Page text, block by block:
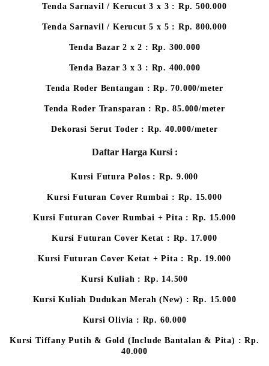
Tenda Sarnavil / Kerucut 3 x 3 : Rp. 500.000
Tenda Sarnavil / Kerucut 5 x 5 : Rp. 800.000
Tenda Bazar 2 x 2 : Rp. 300.000
Tenda Bazar 3 x 3 : Rp. 400.000
Tenda Roder Bentangan : Rp. 70.000/meter
Tenda Roder Transparan : Rp. 85.000/meter
Dekorasi Serut Toder : Rp. 40.000/meter
Daftar Harga Kursi :
Kursi Futura Polos : Rp. 9.000
Kursi Futuran Cover Rumbai : Rp. 15.000
Kursi Futuran Cover Rumbai + Pita : Rp. 15.000
Kursi Futuran Cover Ketat : Rp. 17.000
Kursi Futuran Cover Ketat + Pita : Rp. 19.000
Kursi Kuliah : Rp. 14.500
Kursi Kuliah Dudukan Merah (New) : Rp. 15.000
Kursi Olivia : Rp. 60.000
Kursi Tiffany Putih & Gold (Include Bantalan & Pita) : Rp.
40.000